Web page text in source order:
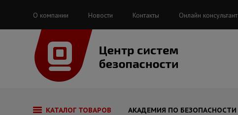
О компании Новости Контакты Онлайн консультант
КАТАЛОГ ТОВАРОВ АКАДЕМИЯ ПО БЕЗОПАСНОСТИ